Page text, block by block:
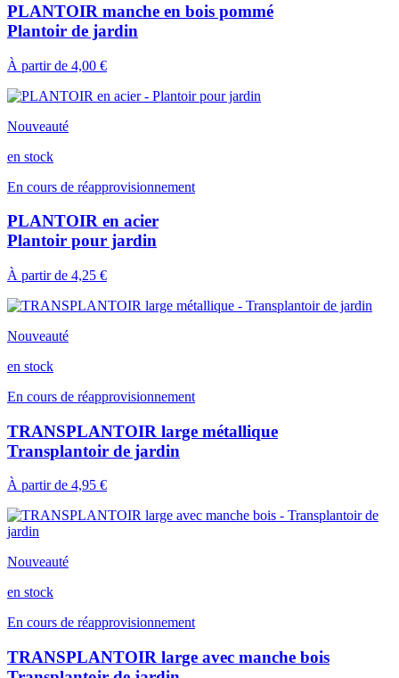
PLANTOIR manche en bois pommé
Plantoir de jardin
À partir de 4,00 €
Nouveauté
en stock
En cours de réapprovisionnement
PLANTOIR en acier
Plantoir pour jardin
À partir de 4,25 €
Nouveauté
en stock
En cours de réapprovisionnement
TRANSPLANTOIR large métallique
Transplantoir de jardin
À partir de 4,95 €
Nouveauté
en stock
En cours de réapprovisionnement
TRANSPLANTOIR large avec manche bois